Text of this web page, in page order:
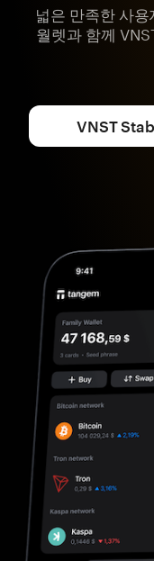
넓은 만족한 사
월렛과 함께
VNST